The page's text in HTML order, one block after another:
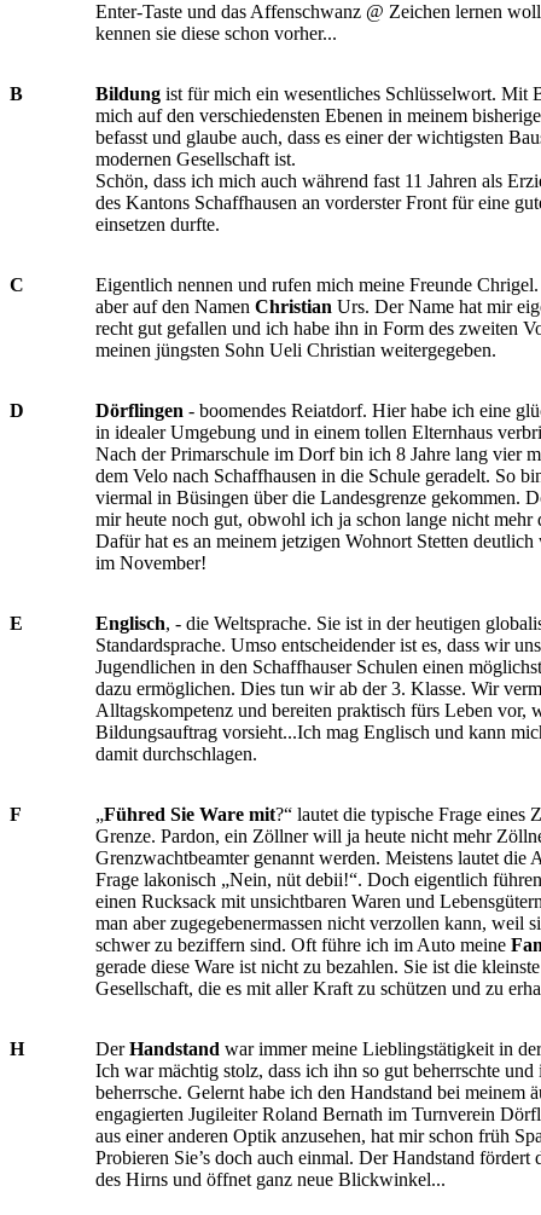
Enter-Taste und das Affenschwanz @ Zeichen lernen
kennen sie diese schon vorher...
B Bildung ist für mich ein wesentliches Schlüsselwort. Mit
mich auf den verschiedensten Ebenen in meinem
befasst und glaube auch, dass es einer der wichtigsten
modernen Gesellschaft ist.
Schön, dass ich mich auch während fast 11 Jahren als
des Kantons Schaffhausen an vorderster Front für eine
einsetzen durfte.
C
Eigentlich nennen und rufen mich meine Freunde
aber auf den Namen Christian Urs. Der Name hat mir
recht gut gefallen und ich habe ihn in Form des zweiten
meinen jüngsten Sohn Ueli Christian weitergegeben.
D Dörflingen - boomendes Reiatdorf. Hier habe ich eine
in idealer Umgebung und in einem tollen Elternhaus
Nach der Primarschule im Dorf bin ich 8 Jahre lang vier
dem Velo nach Schaffhausen in die Schule geradelt. So
viermal in Büsingen über die Landesgrenze gekommen.
mir heute noch gut, obwohl ich ja schon lange nicht mehr
Dafür hat es an meinem jetzigen Wohnort Stetten
im November!
E Englisch, - die Weltsprache. Sie ist in der heutigen
Standardsprache. Umso entscheidender ist es, dass wir
Jugendlichen in den Schaffhauser Schulen einen
dazu ermöglichen. Dies tun wir ab der 3. Klasse. Wir
Alltagskompetenz und bereiten praktisch fürs Leben vor,
Bildungsauftrag vorsieht...Ich mag Englisch und kann
damit durchschlagen.
F „Führed Sie Ware mit?“ lautet die typische Frage eines
Grenze. Pardon, ein Zöllner will ja heute nicht mehr
Grenzwachtbeamter genannt werden. Meistens lautet die
Frage lakonisch „Nein, nüt debii!“. Doch eigentlich
einen Rucksack mit unsichtbaren Waren und
man aber zugegebenermassen nicht verzollen kann, weil
schwer zu beziffern sind. Oft führe ich im Auto meine
gerade diese Ware ist nicht zu bezahlen. Sie ist die
Gesellschaft, die es mit aller Kraft zu schützen und zu
H DerHandstand war immer meine Lieblingstätigkeit in
Ich war mächtig stolz, dass ich ihn so gut beherrschte und
beherrsche. Gelernt habe ich den Handstand bei meinem
engagierten Jugileiter Roland Bernath im Turnverein
aus einer anderen Optik anzusehen, hat mir schon früh
Probieren Sie’s doch auch einmal. Der Handstand
des Hirns und öffnet ganz neue Blickwinkel...